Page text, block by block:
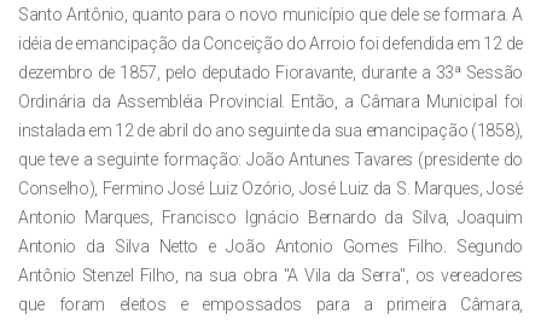
Santo Antônio, quanto para o novo município que dele se formara. A
idéia de emancipação da Conceição do Arroio foi defendida em 12 de
dezembro de 1857, pelo deputado Fioravante, durante a 33ª Sessão
Ordinária da Assembléia Provincial. Então, a Câmara Municipal foi
instalada em 12 de abril do ano seguinte da sua emancipação (1858),
que teve a seguinte formação: João Antunes Tavares (presidente do
Conselho), Fermino José Luiz Ozório, José Luiz da S. Marques, José
Antonio Marques, Francisco Ignácio Bernardo da Silva, Joaquim
Antonio da Silva Netto e João Antonio Gomes Filho. Segundo
Antônio Stenzel Filho, na sua obra "A Vila da Serra", os vereadores
que foram eleitos e empossados para a primeira Câmara,